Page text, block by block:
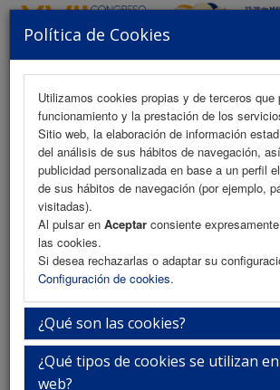
Política de Cookies
Utilizamos cookies propias y de terceros que
funcionamiento y la prestación de los
Sitio web, la elaboración de información
del análisis de sus hábitos de navegación,
publicidad personalizada en base a un perfil
de sus hábitos de navegación (por ejemplo,
visitadas).
Al pulsar en Aceptar consiente
las cookies.
Si desea rechazarlas o adaptar su
Configuración de cookies.
¿Qué son las cookies?
¿Qué tipos de cookies se utilizan
web?
MENU
Presentación
La ciudad
La sede
iEvents
Secretaría Técnica
Descubre Jaén
Información General